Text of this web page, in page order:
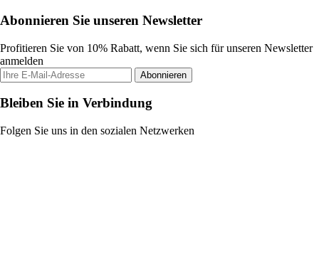
Abonnieren Sie unseren Newsletter
Profitieren Sie von 10% Rabatt, wenn Sie sich für unseren Newsletter
anmelden
Abonnieren
Bleiben Sie in Verbindung
Folgen Sie uns in den sozialen Netzwerken